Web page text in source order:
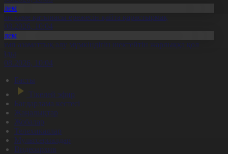
кеме қатынасы ережесін қайта қарастырмақ
10:04
азаматтық алу мүмкіндігін шектейтін жарлыққа қол
10:04
Басты
Тікелей эфир
Бағдарлама кестесі
Жаңалықтар
Жобалар
Телехикаялар
Мультсериалдар
Видеоархив